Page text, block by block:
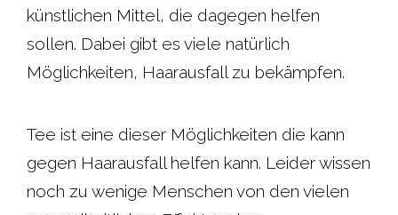
o
k
A
p
e r
s
künstlichen Mittel, die dagegen helfen
sollen. Dabei gibt es viele natürlich
Möglichkeiten, Haarausfall zu bekämpfen.
Tee ist eine dieser Möglichkeiten die kann
gegen Haarausfall helfen kann. Leider wissen
noch zu wenige Menschen von den vielen